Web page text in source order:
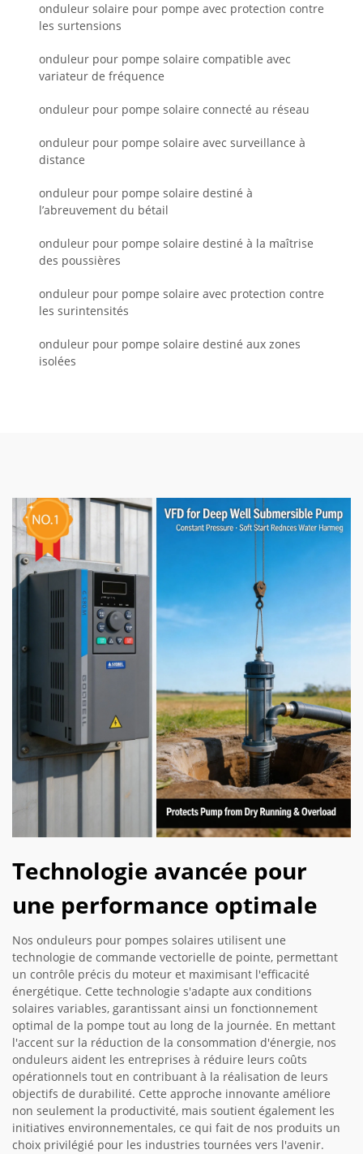
onduleur solaire pour pompe avec protection contre
les surtensions
onduleur pour pompe solaire compatible avec
variateur de fréquence
onduleur pour pompe solaire connecté au réseau
onduleur pour pompe solaire avec surveillance à
distance
onduleur pour pompe solaire destiné à
l’abreuvement du bétail
onduleur pour pompe solaire destiné à la maîtrise
des poussières
onduleur pour pompe solaire avec protection contre
les surintensités
onduleur pour pompe solaire destiné aux zones
isolées
Technologie avancée pour
une performance optimale
Nos onduleurs pour pompes solaires utilisent une
technologie de commande vectorielle de pointe, permettant
un contrôle précis du moteur et maximisant l'efficacité
énergétique. Cette technologie s'adapte aux conditions
solaires variables, garantissant ainsi un fonctionnement
optimal de la pompe tout au long de la journée. En mettant
l'accent sur la réduction de la consommation d'énergie, nos
onduleurs aident les entreprises à réduire leurs coûts
opérationnels tout en contribuant à la réalisation de leurs
objectifs de durabilité. Cette approche innovante améliore
non seulement la productivité, mais soutient également les
initiatives environnementales, ce qui fait de nos produits un
choix privilégié pour les industries tournées vers l'avenir.